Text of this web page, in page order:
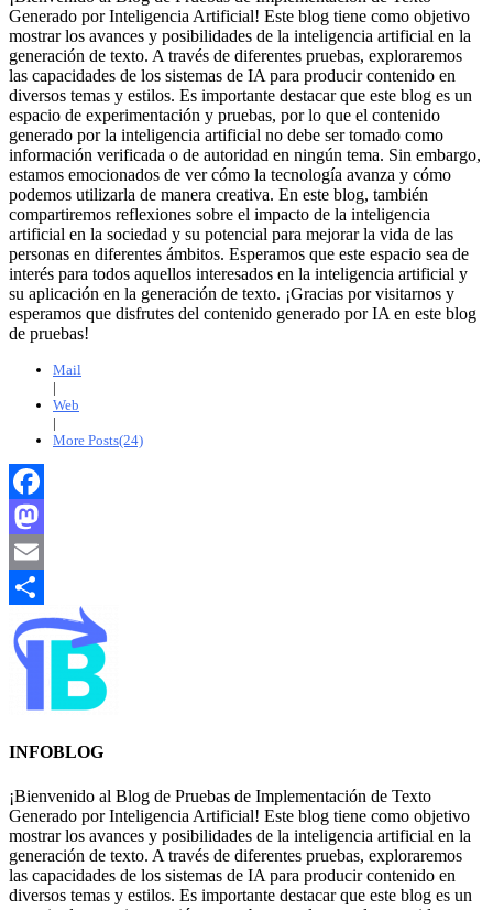
Generado por Inteligencia Artificial! Este blog tiene como objetivo
mostrar los avances y posibilidades de la inteligencia artificial en la
generación de texto. A través de diferentes pruebas, exploraremos
las capacidades de los sistemas de IA para producir contenido en
diversos temas y estilos. Es importante destacar que este blog es un
espacio de experimentación y pruebas, por lo que el contenido
generado por la inteligencia artificial no debe ser tomado como
información verificada o de autoridad en ningún tema. Sin embargo,
estamos emocionados de ver cómo la tecnología avanza y cómo
podemos utilizarla de manera creativa. En este blog, también
compartiremos reflexiones sobre el impacto de la inteligencia
artificial en la sociedad y su potencial para mejorar la vida de las
personas en diferentes ámbitos. Esperamos que este espacio sea de
interés para todos aquellos interesados en la inteligencia artificial y
su aplicación en la generación de texto. ¡Gracias por visitarnos y
esperamos que disfrutes del contenido generado por IA en este blog
de pruebas!
Mail
|
Web
|
More Posts(24)
Facebook
Mastodon
Email
Compartir
INFOBLOG
¡Bienvenido al Blog de Pruebas de Implementación de Texto
Generado por Inteligencia Artificial! Este blog tiene como objetivo
mostrar los avances y posibilidades de la inteligencia artificial en la
generación de texto. A través de diferentes pruebas, exploraremos
las capacidades de los sistemas de IA para producir contenido en
diversos temas y estilos. Es importante destacar que este blog es un